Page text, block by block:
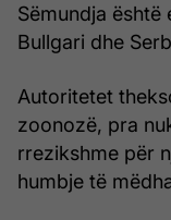
Sëmundja është
Bullgari dhe
Autoritetet
zoonozë, pra
rrezikshme për
humbje të